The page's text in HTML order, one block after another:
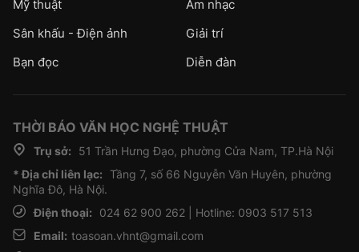
Mỹ thuật
Âm nhạc
Sân khấu - Điện ảnh
Giải trí
Bạn đọc
Diễn đàn
THỜI BÁO VĂN HỌC NGHỆ THUẬT
Trụ sở:
51 Trần Hưng Đạo, phường Cửa Nam, TP.Hà Nội
* Địa chỉ liên lạc: Tầng 7, số 66 Nguyễn Văn Huyên, phường
Nghĩa Đô, Hà Nội.
Điện thoại:
024 62 900 262 | Hotline: 0903 517 513
Email: toasoan.vhnt@gmail.com